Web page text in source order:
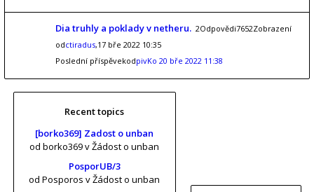
Dia truhly a poklady v netheru. 2Odpovědi7652Zobrazení
odctiradus,17 bře 2022 10:35
Poslední příspěvekodpivKo 20 bře 2022 11:38
Recent topics
[borko369] Zadost o unban
od borko369v Žádost o unban
PosporUB/3
od Posporos v Žádost o unban